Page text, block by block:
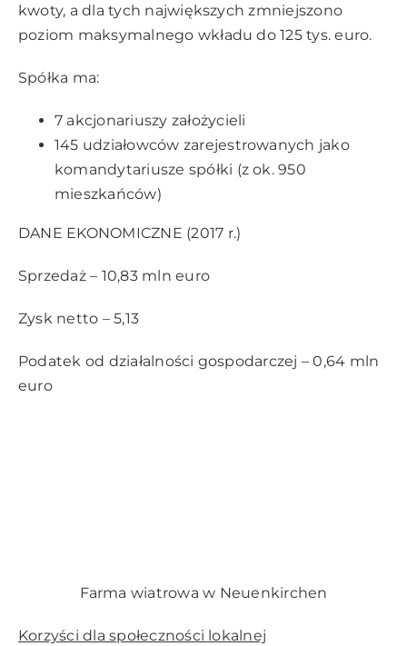
kwoty, a dla tych największych zmniejszono
poziom maksymalnego wkładu do 125 tys. euro.
Spółka ma:
7 akcjonariuszy założycieli
145 udziałowców zarejestrowanych jako
komandytariusze spółki (z ok. 950
mieszkańców)
DANE EKONOMICZNE (2017 r.)
Sprzedaż – 10,83 mln euro
Zysk netto – 5,13
Podatek od działalności gospodarczej – 0,64 mln
euro
Farma wiatrowa w Neuenkirchen
Korzyści dla społeczności lokalnej